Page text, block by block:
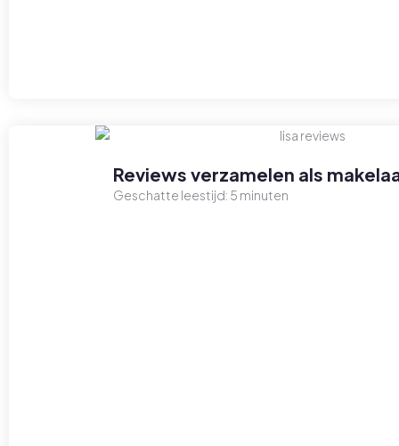
Reviews verzamelen als
Geschatte leestijd: 5 minuten